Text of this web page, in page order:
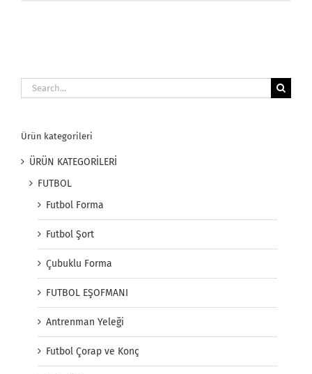
Search
for:
Ürün kategorileri
ÜRÜN KATEGORİLERİ
FUTBOL
Futbol Forma
Futbol Şort
Çubuklu Forma
FUTBOL EŞOFMANI
Antrenman Yeleği
Futbol Çorap ve Konç